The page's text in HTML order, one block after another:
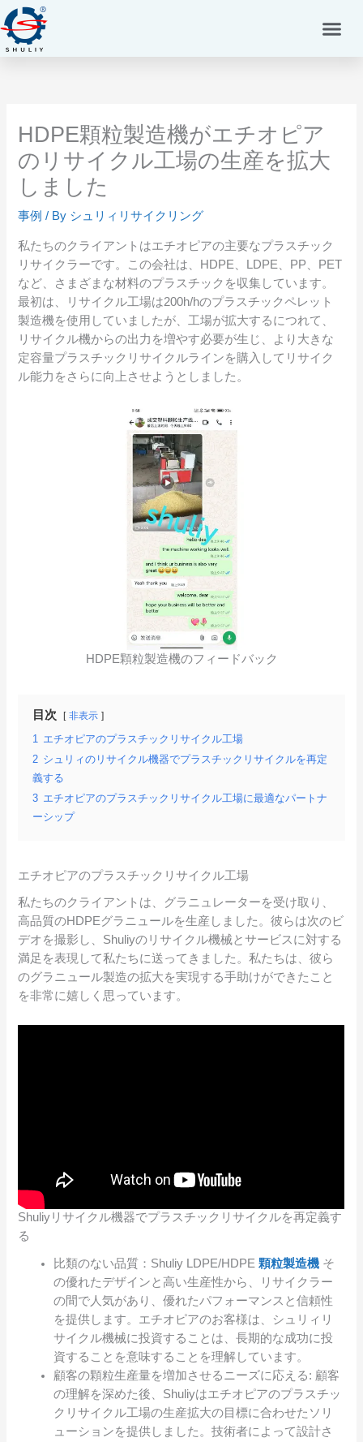
容
を
HDPE顆粒製造機がエチオピア
のリサイクル工場の生産を拡大
しました
事例 / By シュリィリサイクリング
私たちのクライアントはエチオピアの主要なプラスチック
リサイクラーです。この会社は、HDPE、LDPE、PP、PET
など、さまざまな材料のプラスチックを収集しています。
最初は、リサイクル工場は200h/hのプラスチックペレット
製造機を使用していましたが、工場が拡大するにつれて、
リサイクル機からの出力を増やす必要が生じ、より大きな
定容量プラスチックリサイクルラインを購入してリサイク
ル能力をさらに向上させようとしました。
HDPE顆粒製造機のフィードバック
目次 非表示
1 エチオピアのプラスチックリサイクル工場
2 シュリィのリサイクル機器でプラスチックリサイクルを再定
義する
3 エチオピアのプラスチックリサイクル工場に最適なパートナ
ーシップ
エチオピアのプラスチックリサイクル工場
私たちのクライアントは、グラニュレーターを受け取り、
高品質のHDPEグラニュールを生産しました。彼らは次のビ
デオを撮影し、Shuliyのリサイクル機械とサービスに対する
満足を表現して私たちに送ってきました。私たちは、彼ら
のグラニュール製造の拡大を実現する手助けができたこと
を非常に嬉しく思っています。
Shuliyリサイクル機器でプラスチックリサイクルを再定義す
る
比類のない品質：Shuliy LDPE/HDPE顆粒製造機 そ
の優れたデザインと高い生産性から、リサイクラー
の間で人気があり、優れたパフォーマンスと信頼性
を提供します。エチオピアのお客様は、シュリィリ
サイクル機械に投資することは、長期的な成功に投
資することを意味することを理解しています。
顧客の顆粒生産量を増加させるニーズに応える: 顧客
の理解を深めた後、Shuliyはエチオピアのプラスチッ
クリサイクル工場の生産拡大の目標に合わせたソリ
ューションを提供しました。技術者によって設計さ